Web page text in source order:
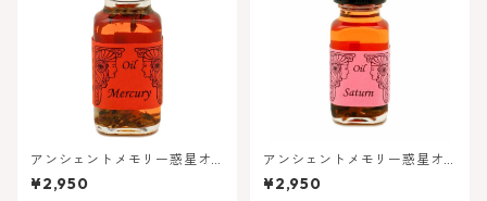
アンシェントメモリー惑星オ
イル 水星・マーキュリー
【創作力・コミュニケーショ
¥2,950
アンシェントメモリー惑星オ
イル 土星・サターン【知
識・鍛錬】
¥2,950